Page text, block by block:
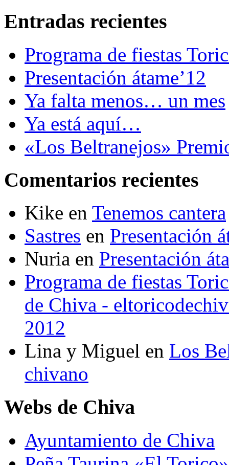
Entradas recientes
Programa de fiestas
Presentación átame’12
Ya falta menos… un mes
Ya está aquí…
«Los Beltranejos»
Comentarios recientes
Kike en Tenemos cantera
Sastres en Presentación
Nuria en Presentación
Programa de fiestas
de Chiva -
2012
Lina y Miguel en Los
chivano
Webs de Chiva
Ayuntamiento de Chiva